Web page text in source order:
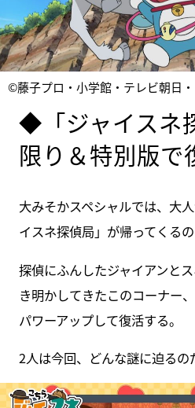
©藤子プロ・小学館・テレビ朝日
◆「ジャイスネ
限り＆特別版で
大みそかスペシャルでは、大
イスネ探偵局」が帰ってくるの
探偵にふんしたジャイアンと
き明かしてきたこのコーナー
パワーアップして復活する。
2人は今回、どんな謎に迫るの